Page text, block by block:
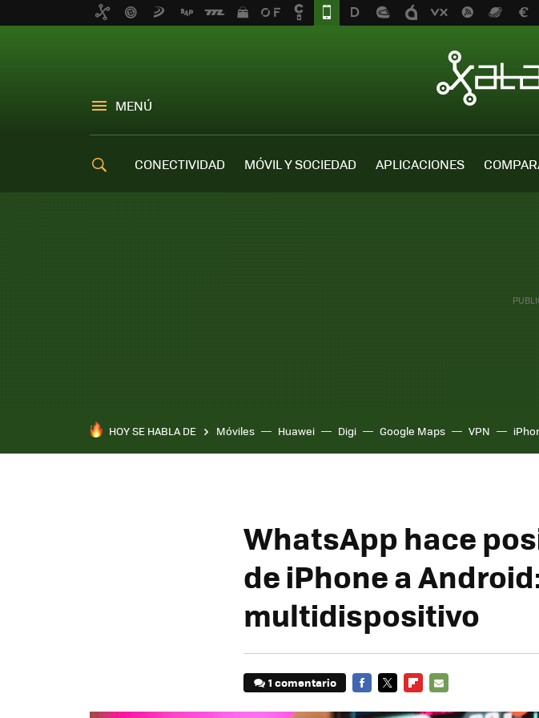
MENÚ
CONECTIVIDAD MÓVIL Y SOCIEDAD APLICACIONES
HOY SE HABLA DE Móviles Huawei Digi Google Maps VPN
WhatsApp hace
de iPhone a
multidispositivo
1 comentario